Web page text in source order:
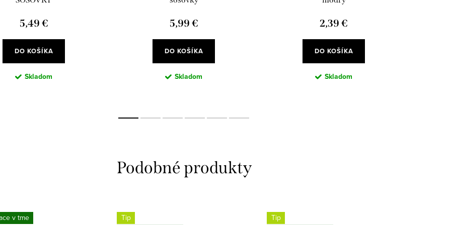
5,49 €
DO KOŠÍKA
Skladom
5,99 €
DO KOŠÍKA
Skladom
2,39 €
DO KOŠÍKA
Skladom
v tme
Tip
Tip